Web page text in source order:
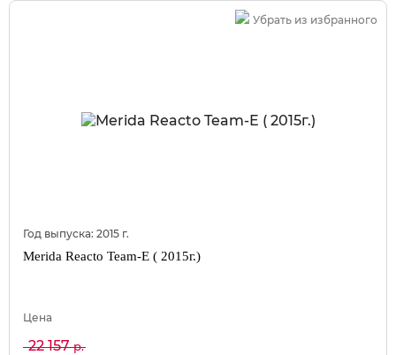
Убрать из избранного
Год выпуска: 2015 г.
Merida Reacto Team-E ( 2015г.)
Цена
22 157р.